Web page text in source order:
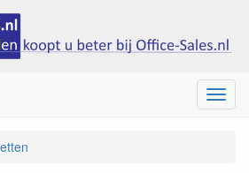
Menu